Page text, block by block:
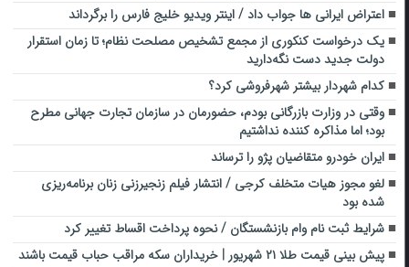
اعتراض ایرانی ها جواب داد / اینتر ویدیو خلیج فارس را برگرداند
یک درخواست کنکوری از مجمع تشخیص مصلحت نظام؛ تا زمان استقرار
دولت جدید دست نگه‌دارید
کدام شهردار بیشتر شهرفروشی کرد؟
وقتی در وزارت بازرگانی بودم، حضورمان در سازمان تجارت جهانی مطرح
بود؛ اما مذاکره کننده نداشتیم
ایران خودرو متقاضیان پژو را ترساند
لغو مجوز هیات متخلف کرجی / انتشار فیلم زنجیرزنی زنان برنامه‌ریزی
شده بود
شرایط ثبت نام وام بازنشستگان / نحوه پرداخت اقساط تغییر کرد
پیش‌ بینی قیمت طلا ۲۱ شهریور | خریداران سکه مراقب حباب قیمت باشند